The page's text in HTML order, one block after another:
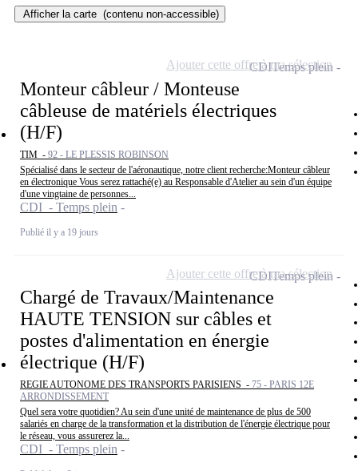
Afficher la carte (contenu non-accessible)
Monteur câbleur / Monteuse
câbleuse de matériels électriques
(H/F)
TIM - 92 - LE PLESSIS ROBINSON
Spécialisé dans le secteur de l'aéronautique, notre client recherche:Monteur câbleur
en électronique Vous serez rattaché(e) au Responsable d'Atelier au sein d'un équipe
d'une vingtaine de personnes...
CDI - Temps plein
Publié il y a 19 jours
CDITemps plein
Ajouter cette offre à ma sélection
Chargé de Travaux/Maintenance
HAUTE TENSION sur câbles et
postes d'alimentation en énergie
électrique (H/F)
REGIE AUTONOME DES TRANSPORTS PARISIENS - 75 - PARIS 12E
ARRONDISSEMENT
Quel sera votre quotidien? Au sein d'une unité de maintenance de plus de 500
salariés en charge de la transformation et la distribution de l'énergie électrique pour
le réseau, vous assurerez la...
CDI - Temps plein
CDITemps plein
Ajouter cette offre à ma sélection